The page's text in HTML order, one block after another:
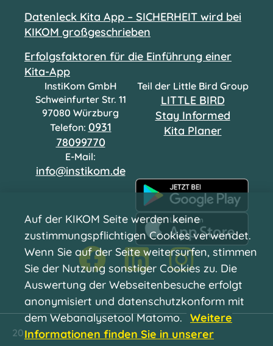
InstiKom GmbH
Schweinfurter Str. 11
97080 Würzburg
Telefon: 0931
78099770
E-Mail:
info@instikom.de
Teil der Little Bird Group
LITTLE BIRD
Stay Informed
Kita Planer
Datenleck Kita App – SICHERHEIT wird bei
KIKOM großgeschrieben
Erfolgsfaktoren für die Einführung einer
Kita-App
2026 © InstiKom GmbH All Rights Reserved.
Auf der KIKOM Seite werden keine
zustimmungspflichtigen Cookies verwendet.
Wenn Sie auf der Seite weitersurfen, stimmen
Sie der Nutzung sonstiger Cookies zu. Die
Auswertung der Webseitenbesuche erfolgt
anonymisiert und datenschutzkonform mit
dem Webanalysetool Matomo. Weitere
Informationen finden Sie in unserer